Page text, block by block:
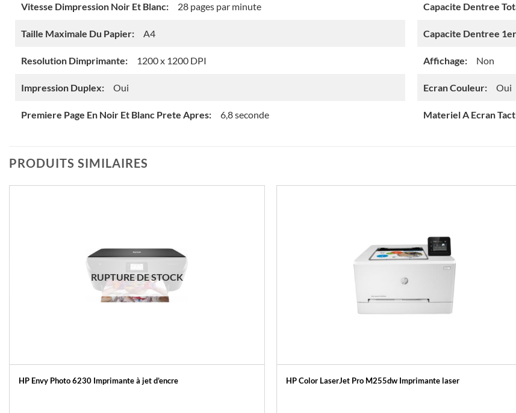
Vitesse Dimpression Noir Et Blanc: 28 pages par minute
Taille Maximale Du Papier: A4
Resolution Dimprimante: 1200 x 1200 DPI
Impression Duplex: Oui
Premiere Page En Noir Et Blanc Prete Apres: 6,8 seconde
Capacite Dentree
Capacite Dentree
Affichage: Non
Ecran Couleur: Oui
Materiel A Ecran
PRODUITS SIMILAIRES
RUPTURE DE STOCK
HP Envy Photo 6230 Imprimante à jet d’encre HP Color LaserJet Pro M255dw Imprimante laser